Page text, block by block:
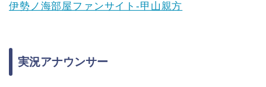
伊勢ノ海部屋ファンサイト-甲山親方
実況アナウンサー